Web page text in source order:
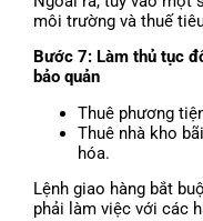
môi trường và thuế
Bước 7: Làm thủ tục
bảo quản
Thuê phương
Thuê nhà kho
hóa.
Lệnh giao hàng bắt
phải làm việc với các